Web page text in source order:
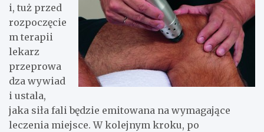
i, tuż przed
rozpoczęcie
m terapii
lekarz
przeprowa
dza wywiad
i ustala,
jaka siła fali będzie emitowana na wymagające
leczenia miejsce. W kolejnym kroku, po